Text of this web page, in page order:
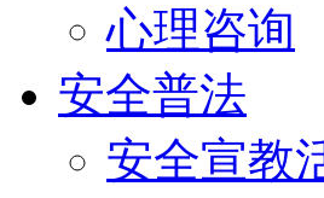
心理咨询
安全普法
安全宣教